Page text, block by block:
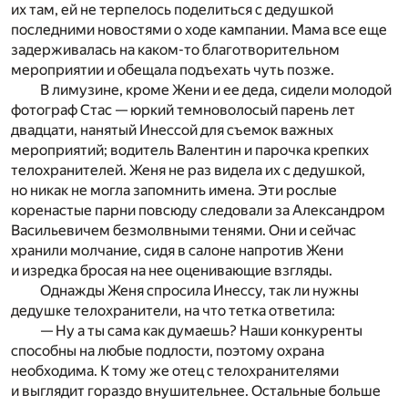
их там, ей не терпелось поделиться с дедушкой
последними новостями о ходе кампании. Мама все еще
задерживалась на каком-то благотворительном
мероприятии и обещала подъехать чуть позже.
В лимузине, кроме Жени и ее деда, сидели молодой
фотограф Стас — юркий темноволосый парень лет
двадцати, нанятый Инессой для съемок важных
мероприятий; водитель Валентин и парочка крепких
телохранителей. Женя не раз видела их с дедушкой,
но никак не могла запомнить имена. Эти рослые
коренастые парни повсюду следовали за Александром
Васильевичем безмолвными тенями. Они и сейчас
хранили молчание, сидя в салоне напротив Жени
и изредка бросая на нее оценивающие взгляды.
Однажды Женя спросила Инессу, так ли нужны
дедушке телохранители, на что тетка ответила:
— Ну а ты сама как думаешь? Наши конкуренты
способны на любые подлости, поэтому охрана
необходима. К тому же отец с телохранителями
и выглядит гораздо внушительнее. Остальные больше